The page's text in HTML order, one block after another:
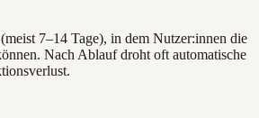
7–14 Tage), in dem Nutzer:innen die
Nach Ablauf droht oft automatische